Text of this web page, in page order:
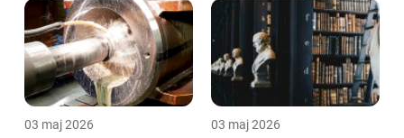
03 maj 2026 03 maj 2026